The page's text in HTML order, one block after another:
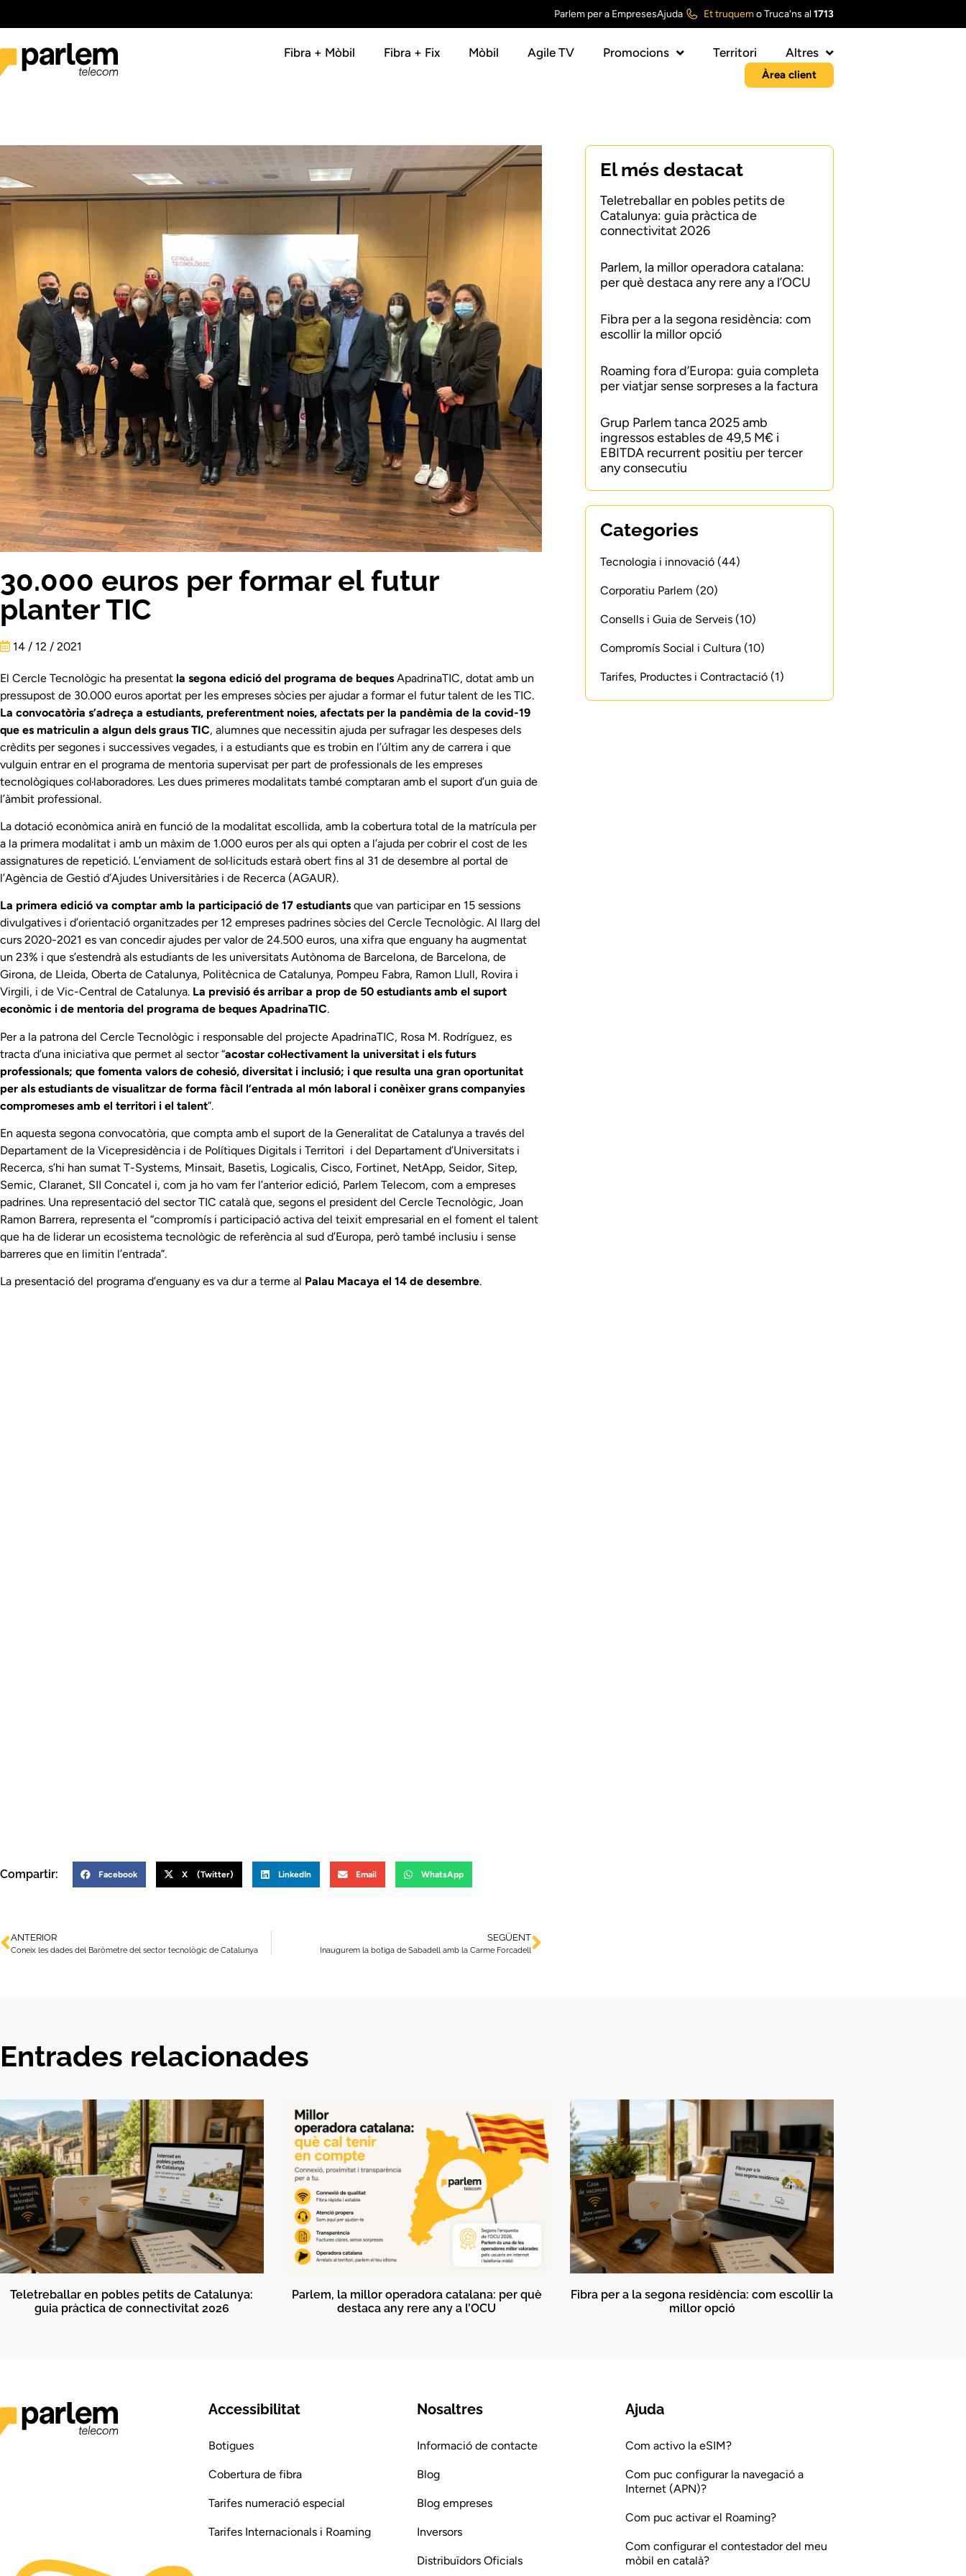
Parlem per a EmpresesAjuda Et truquemoTruca'ns al1713
Fibra + Mòbil Fibra + Fix Mòbil Agile TV Promocions Territori Altres
Àrea client
30.000 euros per formar el futur
planter TIC
14 / 12 / 2021
El Cercle Tecnològic ha presentat la segona edició del programa de beques ApadrinaTIC, dotat amb un
pressupost de 30.000 euros aportat per les empreses sòcies per ajudar a formar el futur talent de les TIC.
La convocatòria s’adreça a estudiants, preferentment noies, afectats per la pandèmia de la covid-19
que es matriculin a algun dels graus TIC, alumnes que necessitin ajuda per sufragar les despeses dels
crèdits per segones i successives vegades, i a estudiants que es trobin en l’últim any de carrera i que
vulguin entrar en el programa de mentoria supervisat per part de professionals de les empreses
tecnològiques col·laboradores. Les dues primeres modalitats també comptaran amb el suport d’un guia de
l’àmbit professional.
La dotació econòmica anirà en funció de la modalitat escollida, amb la cobertura total de la matrícula per
a la primera modalitat i amb un màxim de 1.000 euros per als qui opten a l’ajuda per cobrir el cost de les
assignatures de repetició. L’enviament de sol·licituds estarà obert fins al 31 de desembre al portal de
l’Agència de Gestió d’Ajudes Universitàries i de Recerca (AGAUR).
La primera edició va comptar amb la participació de 17 estudiants que van participar en 15 sessions
divulgatives i d’orientació organitzades per 12 empreses padrines sòcies del Cercle Tecnològic. Al llarg del
curs 2020-2021 es van concedir ajudes per valor de 24.500 euros, una xifra que enguany ha augmentat
un 23% i que s’estendrà als estudiants de les universitats Autònoma de Barcelona, de Barcelona, de
Girona, de Lleida, Oberta de Catalunya, Politècnica de Catalunya, Pompeu Fabra, Ramon Llull, Rovira i
Virgili, i de Vic-Central de Catalunya. La previsió és arribar a prop de 50 estudiants amb el suport
econòmic i de mentoria del programa de beques ApadrinaTIC.
Per a la patrona del Cercle Tecnològic i responsable del projecte ApadrinaTIC, Rosa M. Rodríguez, es
tracta d’una iniciativa que permet al sector “acostar col·lectivament la universitat i els futurs
professionals; que fomenta valors de cohesió, diversitat i inclusió; i que resulta una gran oportunitat
per als estudiants de visualitzar de forma fàcil l’entrada al món laboral i conèixer grans companyies
compromeses amb el territori i el talent”.
En aquesta segona convocatòria, que compta amb el suport de la Generalitat de Catalunya a través del
Departament de la Vicepresidència i de Polítiques Digitals i Territori i del Departament d’Universitats i
Recerca, s’hi han sumat T-Systems, Minsait, Basetis, Logicalis, Cisco, Fortinet, NetApp, Seidor, Sitep,
Semic, Claranet, SII Concatel i, com ja ho vam fer l’anterior edició, Parlem Telecom, com a empreses
padrines. Una representació del sector TIC català que, segons el president del Cercle Tecnològic, Joan
Ramon Barrera, representa el “compromís i participació activa del teixit empresarial en el foment el talent
que ha de liderar un ecosistema tecnològic de referència al sud d’Europa, però també inclusiu i sense
barreres que en limitin l’entrada”.
La presentació del programa d’enguany es va dur a terme al Palau Macaya el 14 de desembre.
Compartir: Facebook X (Twitter) LinkedIn Email WhatsApp
ANTERIOR
Coneix les dades del Baròmetre del sector tecnològic de Catalunya
SEGÜENT
Inaugurem la botiga de Sabadell amb la Carme Forcadell
El més destacat
Teletreballar en pobles petits de
Catalunya: guia pràctica de
connectivitat 2026
Parlem, la millor operadora catalana:
per què destaca any rere any a l’OCU
Fibra per a la segona residència: com
escollir la millor opció
Roaming fora d’Europa: guia completa
per viatjar sense sorpreses a la factura
Grup Parlem tanca 2025 amb
ingressos estables de 49,5 M€ i
EBITDA recurrent positiu per tercer
any consecutiu
Categories
Tecnologia i innovació (44)
Corporatiu Parlem (20)
Consells i Guia de Serveis (10)
Compromís Social i Cultura (10)
Tarifes, Productes i Contractació (1)
Entrades relacionades
Teletreballar en pobles petits de Catalunya:
guia pràctica de connectivitat 2026
Parlem, la millor operadora catalana: per què
destaca any rere any a l’OCU
Fibra per a la segona residència: com escollir la
millor opció
Accessibilitat
Botigues
Cobertura de fibra
Tarifes numeració especial
Tarifes Internacionals i Roaming
Nosaltres
Informació de contacte
Blog
Blog empreses
Inversors
Distribuïdors Oficials
Ajuda
Com activo la eSIM?
Com puc configurar la navegació a
Internet (APN)?
Com puc activar el Roaming?
Com configurar el contestador del meu
mòbil en català?